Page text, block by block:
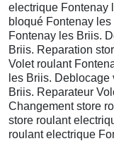
electrique Fontenay
bloqué Fontenay
Fontenay les Briis.
Briis. Reparation
Volet roulant
les Briis.
Briis. Reparateur
Changement store
store roulant
roulant electrique